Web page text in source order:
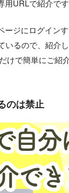
URLで紹介です
ージにログイン
いるので、紹介
けで簡単にご紹
のは禁止